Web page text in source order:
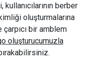
berber
oluşturmalarına
çarpıcı bir amblem
oluşturucumuzla